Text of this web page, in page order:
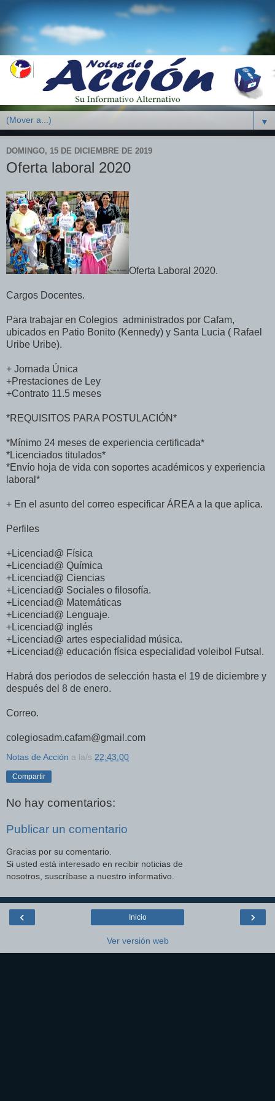
▼
DOMINGO, 15 DE DICIEMBRE DE 2019
Oferta laboral 2020
Oferta Laboral 2020.
Cargos Docentes.
Para trabajar en Colegios administrados por Cafam,
ubicados en Patio Bonito (Kennedy) y Santa Lucia ( Rafael
Uribe Uribe).
+ Jornada Única
+Prestaciones de Ley
+Contrato 11.5 meses
*REQUISITOS PARA POSTULACIÓN*
*Mínimo 24 meses de experiencia certificada*
*Licenciados titulados*
*Envío hoja de vida con soportes académicos y experiencia
laboral*
+ En el asunto del correo especificar ÁREA a la que aplica.
Perfiles
+Licenciad@ Física
+Licenciad@ Química
+Licenciad@ Ciencias
+Licenciad@ Sociales o filosofía.
+Licenciad@ Matemáticas
+Licenciad@ Lenguaje.
+Licenciad@ inglés
+Licenciad@ artes especialidad música.
+Licenciad@ educación física especialidad voleibol Futsal.
Habrá dos periodos de selección hasta el 19 de diciembre y
después del 8 de enero.
Correo.
colegiosadm.cafam@gmail.com
Notas de Acción a la/s 22:43:00
Compartir
No hay comentarios:
Publicar un comentario
Gracias por su comentario.
Si usted está interesado en recibir noticias de
nosotros, suscríbase a nuestro informativo.
‹ ›
Inicio
Ver versión web